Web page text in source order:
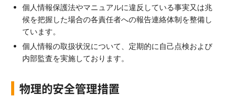
個人情報保護法やマニュアルに違反している事実又は兆
候を把握した場合の各責任者への報告連絡体制を整備し
ています。
個人情報の取扱状況について、定期的に自己点検および
内部監査を実施しております。
物理的安全管理措置